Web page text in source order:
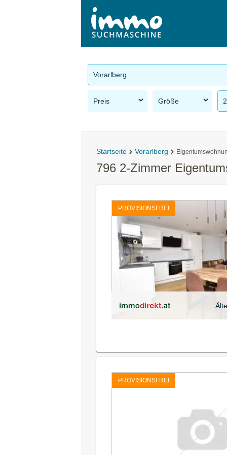
Vorarlberg
Preis Größe
Startseite Vorarlberg
796 2-Zimmer
PROVISIONSFREI
PROVISIONSFREI